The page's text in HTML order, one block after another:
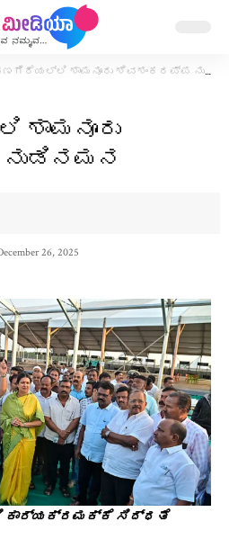
ಶಾಮನೂರು ಶಿವಶಂಕರಪ್ಪ ನುಡಿನಮನ
26, 2025
ಕಾರ್ಯಕ್ರಮಕ್ಕೆ ಸಿದ್ಧತೆ